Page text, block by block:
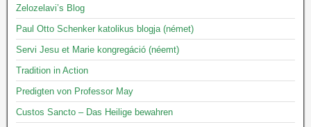
Zelozelavi’s Blog
Paul Otto Schenker katolikus blogja (német)
Servi Jesu et Marie kongregáció (néemt)
Tradition in Action
Predigten von Professor May
Custos Sancto – Das Heilige bewahren